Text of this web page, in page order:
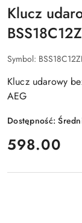
Klucz
Symbol:
Klucz udarowy
AEG
Dostępność:
cena:
598.00